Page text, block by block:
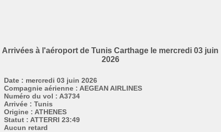
Arrivées à l'aéroport de Tunis Carthage le mercredi 03 juin
2026
Date : mercredi 03 juin 2026
Compagnie aérienne : AEGEAN AIRLINES
Numéro du vol : A3734
Arrivée : Tunis
Origine : ATHENES
Statut : ATTERRI 23:49
Aucun retard